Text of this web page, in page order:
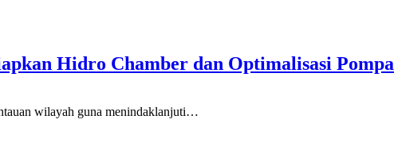
Hidro Chamber dan Optimalisasi Pompa
wilayah guna menindaklanjuti…